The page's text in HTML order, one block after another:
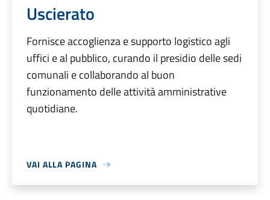
Uscierato
Fornisce accoglienza e supporto logistico agli
uffici e al pubblico, curando il presidio delle sedi
comunali e collaborando al buon
funzionamento delle attività amministrative
quotidiane.
VAI ALLA PAGINA